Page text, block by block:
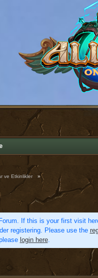
ve Etkinlikler »
If this is your first visit
registering. Please use the
login here.